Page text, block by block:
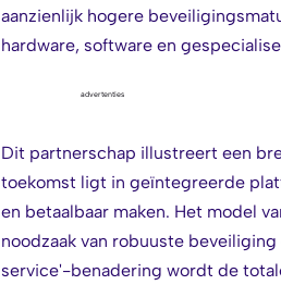
aanzienlijk hogere
hardware, software en
advertenties
Dit partnerschap illustreert een
toekomst ligt in geïntegreerde
en betaalbaar maken. Het model
noodzaak van robuuste
service'-benadering wordt de